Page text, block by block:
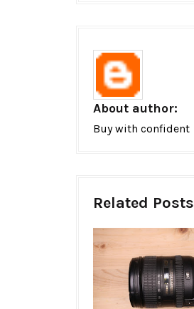
About author:
Buy with confident
Related Posts